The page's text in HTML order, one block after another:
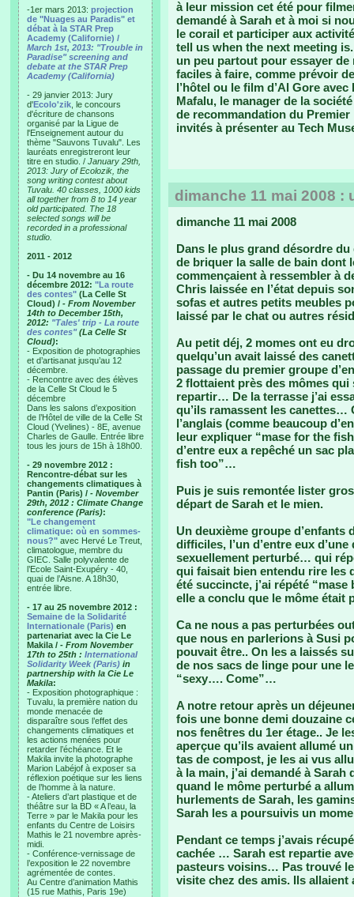
-1er mars 2013: projection
de "Nuages au Paradis" et
débat à la STAR Prep
Academy (Californie) /
March 1st, 2013: "Trouble in
Paradise" screening and
debate at the STAR Prep
Academy (California)
- 29 janvier 2013: Jury
d'Ecolo'zik , le concours
d'écriture de chansons
organisé par la Ligue de
l'Enseignement autour du
thème "Sauvons Tuvalu". Les
lauréats enregistreront leur
titre en studio. / January 29th,
2013: Jury of Ecolozik, the
song writing contest about
Tuvalu. 40 classes, 1000 kids
all together from 8 to 14 year
old participated. The 18
selected songs will be
recorded in a professional
studio.
2011 - 2012
- Du 14 novembre au 16
décembre 2012: "La route
des contes" (La Celle St
Cloud) / - From November
14th to December 15th,
2012: "Tales' trip - La route
des contes"(La Celle St
Cloud):
- Exposition de photographies
et d’artisanat jusqu’au 12
décembre.
- Rencontre avec des élèves
de la Celle St Cloud le 5
décembre
Dans les salons d’exposition
de l’Hôtel de ville de la Celle St
Cloud (Yvelines) - 8E, avenue
Charles de Gaulle. Entrée libre
tous les jours de 15h à 18h00.
- 29 novembre 2012 :
Rencontre-débat sur les
changements climatiques à
Pantin (Paris) / - November
29th, 2012 : Climate Change
conference (Paris):
"Le changement
climatique: où en sommes-
nous?" avec Hervé Le Treut,
climatologue, membre du
GIEC. Salle polyvalente de
l’Ecole Saint-Exupéry - 40,
quai de l’Aisne. A 18h30,
entrée libre.
- 17 au 25 novembre 2012 :
Semaine de la Solidarité
Internationale (Paris) en
partenariat avec la Cie Le
Makila / - From November
17th to 25th : International
Solidarity Week (Paris) in
partnership with la Cie Le
Makila:
- Exposition photographique :
Tuvalu, la première nation du
monde menacée de
disparaître sous l’effet des
changements climatiques et
les actions menées pour
retarder l’échéance. Et le
Makila invite la photographe
Marion Labéjof à exposer sa
réflexion poétique sur les liens
de l’homme à la nature.
- Ateliers d’art plastique et de
théâtre sur la BD « A l’eau, la
Terre » par le Makila pour les
enfants du Centre de Loisirs
Mathis le 21 novembre après-
midi.
- Conférence-vernissage de
l’exposition le 22 novembre
agrémentée de contes.
Au Centre d’animation Mathis
(15 rue Mathis, Paris 19e)
à leur mission cet été pour
demandé à Sarah et à moi si
le corail et participer aux
tell us when the next meeting
un peu partout pour essayer
faciles à faire, comme prévoir
l’hôtel ou le film d’Al Gore
Mafalu, le manager de la
de recommandation du
invités à présenter au Tech
dimanche 11 mai 2008 :
dimanche 11 mai 2008
Dans le plus grand désordre
de briquer la salle de bain dont
commençaient à ressembler à
Chris laissée en l’état depuis
sofas et autres petits meubles
laissé par le chat ou autres
Au petit déj, 2 momes ont eu
quelqu’un avait laissé des
passage du premier groupe
2 flottaient près des mômes
repartir… De la terrasse j’ai
qu’ils ramassent les canettes…
l’anglais (comme beaucoup
leur expliquer “mase for the
d’entre eux a repêché un sac
fish too”…
Puis je suis remontée lister
départ de Sarah et le mien.
Un deuxième groupe d’enfants
difficiles, l’un d’entre eux
sexuellement perturbé… qui
qui faisait bien entendu rire les
été succincte, j’ai répété
elle a conclu que le môme était
Ca ne nous a pas perturbées
que nous en parlerions à Susi
pouvait être.. On les a laissés
de nos sacs de linge pour une
“sexy…. Come”…
A notre retour après un
fois une bonne demi douzaine
nos fenêtres du 1er étage.. Je
aperçue qu’ils avaient allumé
tas de compost, je les ai vus
à la main, j’ai demandé à
quand le môme perturbé a
hurlements de Sarah, les
Sarah les a poursuivis un
Pendant ce temps j’avais
cachée … Sarah est repartie
pasteurs voisins… Pas trouvé
visite chez des amis. Ils